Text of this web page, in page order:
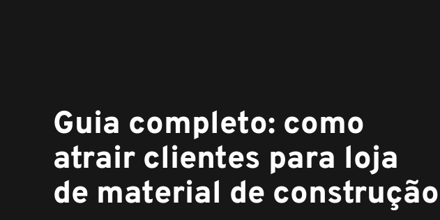
Guia completo: como
atrair clientes para loja
de material de construção